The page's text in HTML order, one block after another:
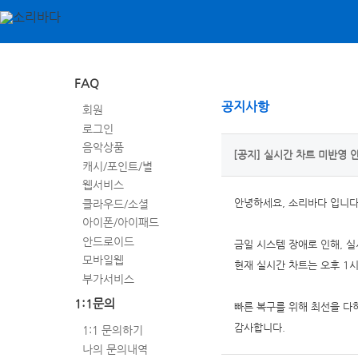
FAQ
회원
로그인
음악상품
캐시/포인트/별
웹서비스
클라우드/소셜
아이폰/아이패드
안드로이드
모바일웹
부가서비스
1:1문의
1:1 문의하기
나의 문의내역
공지사항
[공지] 실시간 차트 미반영
안녕하세요, 소리바다 입니다
금일 시스템 장애로 인해
현재 실시간 차트는 오후1 시
빠른 복구를 위해 최선을 다
감사합니다.